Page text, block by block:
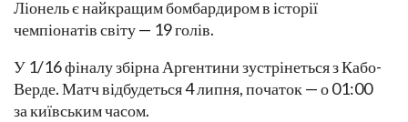
Ліонель є найкращим бомбардиром в історії
чемпіонатів світу — 19 голів.
У 1/16 фіналу збірна Аргентини зустрінеться з Кабо-
Верде. Матч відбудеться 4 липня, початок — о 01:00
за київським часом.